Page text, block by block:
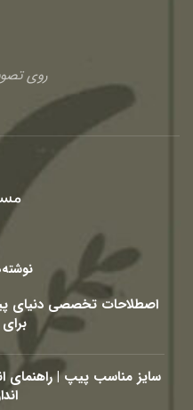
روی
اصطلاحات تخصصی دنیای
سایز مناسب پیپ |